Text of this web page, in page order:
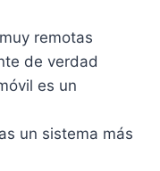
remotas
de verdad
es un
un sistema más